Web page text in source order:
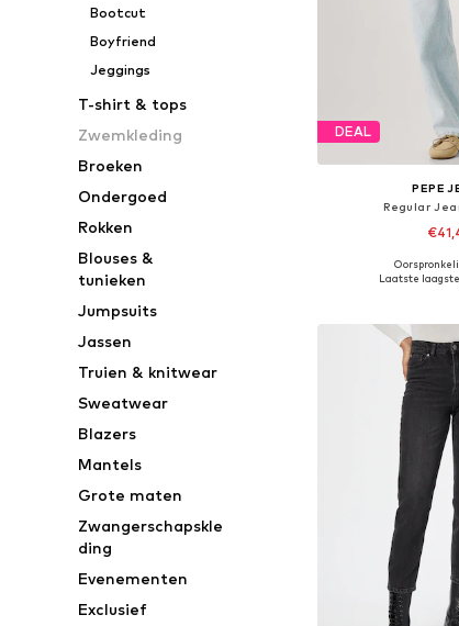
Bootcut
Boyfriend
Jeggings
T-shirt & tops
Zwemkleding
Broeken
Ondergoed
Rokken
Blouses &
tunieken
Jumpsuits
Jassen
Truien & knitwear
Sweatwear
Blazers
Mantels
Grote maten
Zwangerschapskle
ding
Evenementen
Exclusief
DEAL
PEPE
Regular
Beschikbaar
Laatste